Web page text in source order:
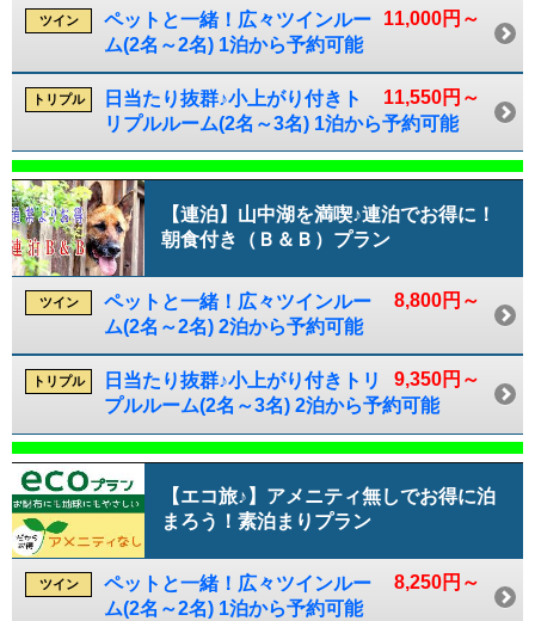
11,000円～
ツイン
ペットと一緒！広々ツインルー
ム(2名～2名) 1泊から予約可能
11,550円～
トリプル
日当たり抜群♪小上がり付きト
リプルルーム(2名～3名) 1泊から予約可能
【連泊】山中湖を満喫♪連泊でお得に！
朝食付き（Ｂ＆Ｂ）プラン
8,800円～
ツイン
ペットと一緒！広々ツインルー
ム(2名～2名) 2泊から予約可能
9,350円～
トリプル
日当たり抜群♪小上がり付きトリ
プルルーム(2名～3名) 2泊から予約可能
【エコ旅♪】アメニティ無しでお得に泊
まろう！素泊まりプラン
8,250円～
ツイン
ペットと一緒！広々ツインルー
ム(2名～2名) 1泊から予約可能